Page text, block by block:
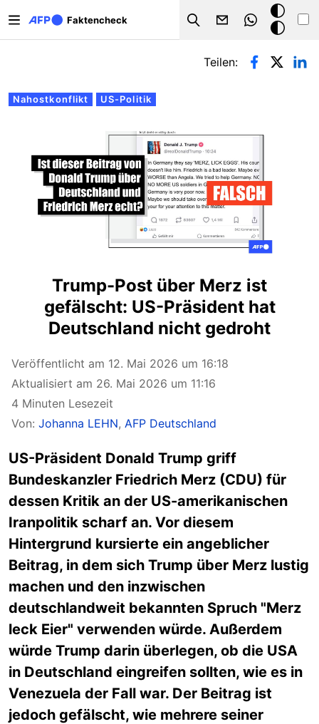
Faktencheck
Search
Dark
Mode
Primäre Reiter
Nahostkonflikt US-Politik
Teilen:
Trump-Post über Merz ist
gefälscht: US-Präsident hat
Deutschland nicht gedroht
Veröffentlicht am 12. Mai 2026 um 16:18
Aktualisiert am 26. Mai 2026 um 11:16
4 Minuten Lesezeit
Von: Johanna LEHN, AFP Deutschland
US-Präsident Donald Trump griff
Bundeskanzler Friedrich Merz (CDU) für
dessen Kritik an der US-amerikanischen
Iranpolitik scharf an. Vor diesem
Hintergrund kursierte ein angeblicher
Beitrag, in dem sich Trump über Merz lustig
machen und den inzwischen
deutschlandweit bekannten Spruch "Merz
leck Eier" verwenden würde. Außerdem
würde Trump darin überlegen, ob die USA
in Deutschland eingreifen sollten, wie es in
Venezuela der Fall war. Der Beitrag ist
jedoch gefälscht, wie mehrere seiner